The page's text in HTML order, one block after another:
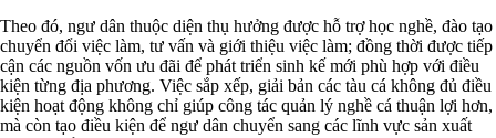
Theo đó, ngư dân thuộc diện thụ hưởng được hỗ trợ học nghề, đào tạo
chuyển đổi việc làm, tư vấn và giới thiệu việc làm; đồng thời được tiếp
cận các nguồn vốn ưu đãi để phát triển sinh kế mới phù hợp với điều
kiện từng địa phương. Việc sắp xếp, giải bản các tàu cá không đủ điều
kiện hoạt động không chỉ giúp công tác quản lý nghề cá thuận lợi hơn,
mà còn tạo điều kiện để ngư dân chuyển sang các lĩnh vực sản xuất